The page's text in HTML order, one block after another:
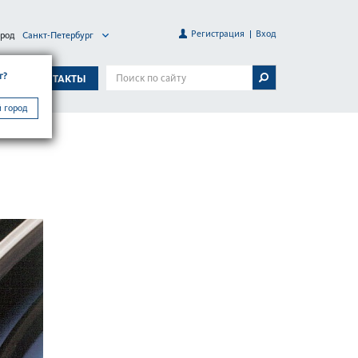
КОНТАКТЫ
город
Санкт-Петербург Регистрация Вход